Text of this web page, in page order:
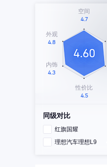
同级对比
红旗国耀
理想汽车理想L9